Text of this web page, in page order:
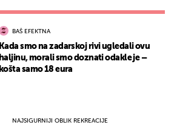
BAŠ EFEKTNA
Kada smo na zadarskoj rivi ugledali ovu
haljinu, morali smo doznati odakle je –
košta samo 18 eura
NAJSIGURNIJI OBLIK REKREACIJE